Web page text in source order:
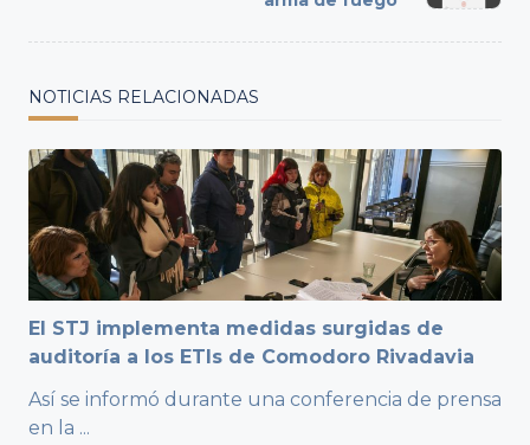
NOTICIAS RELACIONADAS
El STJ implementa medidas surgidas de
auditoría a los ETIs de Comodoro Rivadavia
Así se informó durante una conferencia de prensa
en la ...